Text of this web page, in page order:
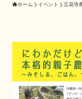
ホーム イベント 立花寺